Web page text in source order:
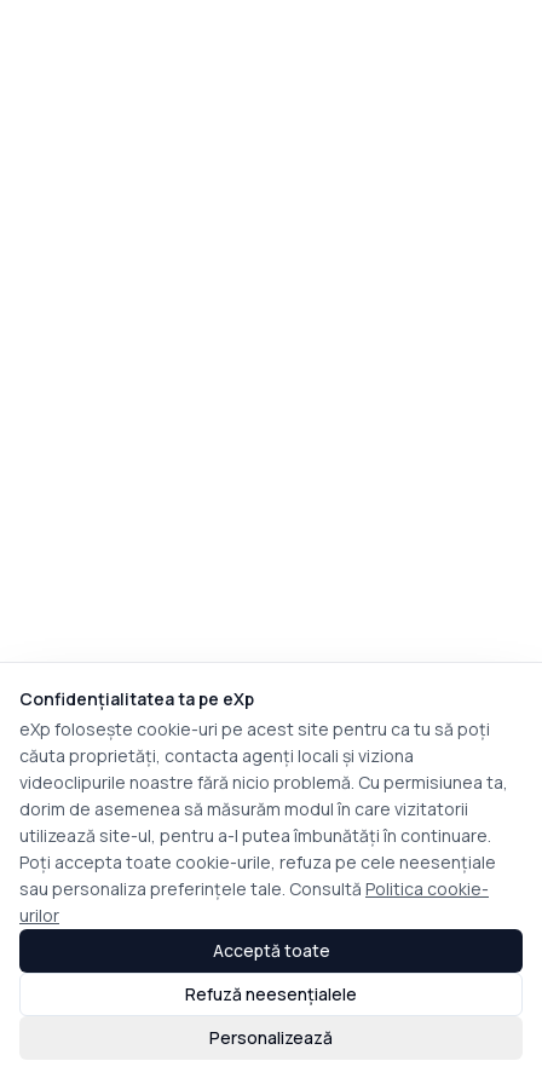
Confidențialitatea ta pe eXp
eXp folosește cookie-uri pe acest site pentru ca tu să poți
căuta proprietăți, contacta agenți locali și viziona
videoclipurile noastre fără nicio problemă. Cu permisiunea ta,
dorim de asemenea să măsurăm modul în care vizitatorii
utilizează site-ul, pentru a-l putea îmbunătăți în continuare.
Poți accepta toate cookie-urile, refuza pe cele neesențiale
sau personaliza preferințele tale. Consultă Politica cookie-
urilor
Personalizează
Refuză neesențialele
Acceptă toate